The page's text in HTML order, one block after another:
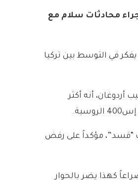
محادثات سلام مع
في التوسط بين تركيا
أنه أكثر
“قسد”، مؤكداً على رفض
كهذا يضر بالحوار